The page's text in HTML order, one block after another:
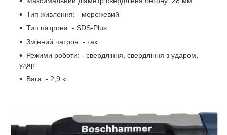
Тип живлення: - мережевий
Тип патрона: - SDS-Plus
Змінний патрон: - так
Режими роботи: - свердління, свердління з ударом,
удар
Вага: - 2,9 кг